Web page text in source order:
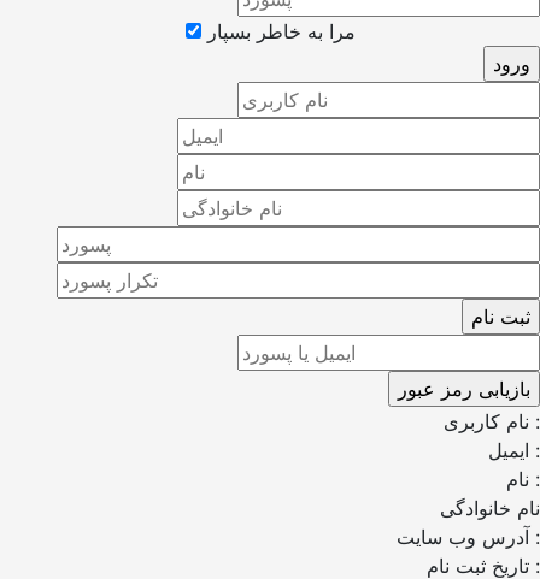
مرا به خاطر بسپار
نام کاربری :
ایمیل :
نام :
نام خانوادگی
آدرس وب سایت :
تاریخ ثبت نام :